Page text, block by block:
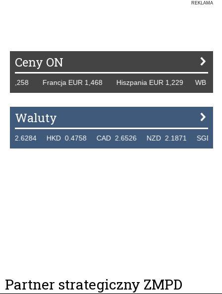
REKLAMA
Ceny ON
Francja EUR 1,468 Hiszpania EUR 1,229 WB
Waluty
HKD 0.4758 CAD 2.6526 NZD 2.1871 SGD
Partner strategiczny ZMPD